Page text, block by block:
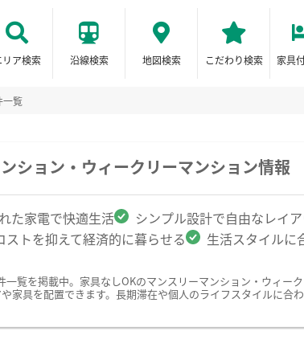
リア検索 沿線検索 地図検索 こだわり検索 家具
一覧
ション・ウィークリーマンション情報
た家電で快適生活
シンプル設計で自由なレイ
ストを抑えて経済的に暮らせる 生活スタイルに
覧を掲載中。家具なしOKのマンスリーマンション・ウィー
家具を配置できます。長期滞在や個人のライフスタイルに合